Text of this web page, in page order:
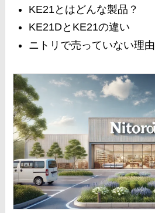
KE21とはどんな製品？
KE21DとKE21の違い
ニトリで売っていない理由